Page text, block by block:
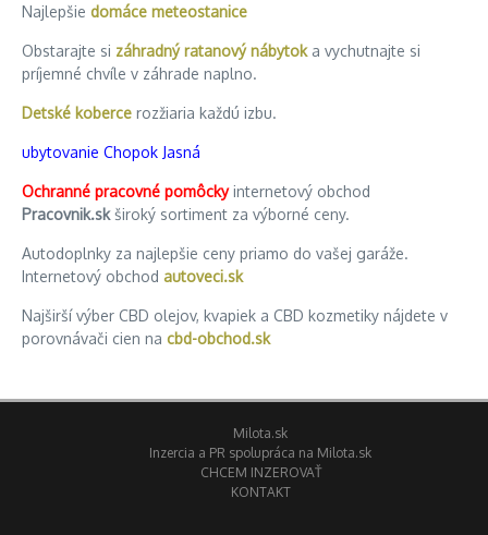
Najlepšie domáce meteostanice
Obstarajte si záhradný ratanový nábytoka vychutnajte si
príjemné chvíle v záhrade naplno.
Detské koberce rozžiaria každú izbu.
ubytovanie Chopok Jasná
Ochranné pracovné pomôckyinternetový obchod
Pracovnik.skširoký sortiment za výborné ceny.
Autodoplnky za najlepšie ceny priamo do vašej garáže.
Internetový obchod autoveci.sk
Najširší výber CBD olejov, kvapiek a CBD kozmetiky nájdete v
porovnávači cien na cbd-obchod.sk
Milota.sk
Inzercia a PR spolupráca na Milota.sk
CHCEM INZEROVAŤ
KONTAKT